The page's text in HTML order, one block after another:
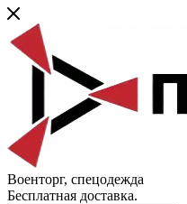
Военторг, спецодежда
Бесплатная доставка.